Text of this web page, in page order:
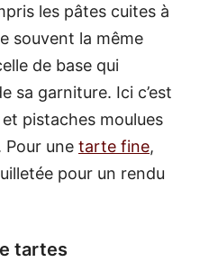
les pâtes cuites à
souvent la même
de base qui
sa garniture. Ici c’est
et pistaches moulues
Pour une tarte fine,
pour un rendu
tartes